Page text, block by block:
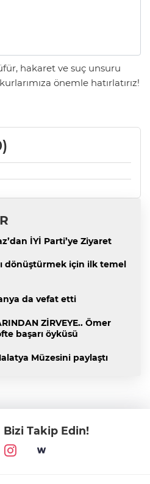
hakaret ve suç unsuru
önemle hatırlatırız!
)
İYİ Parti’ye Ziyaret
dönüştürmek için ilk temel
da vefat etti
ZİRVEYE.. Ömer
başarı öyküsü
Müzesini paylaştı
Bizi Takip Edin!